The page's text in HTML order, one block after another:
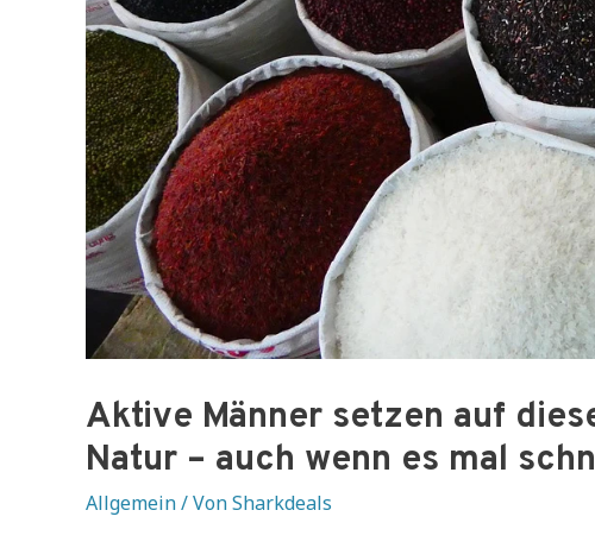
Aktive Männer setzen auf
Natur – auch wenn es mal
Allgemein/ VonSharkdeals